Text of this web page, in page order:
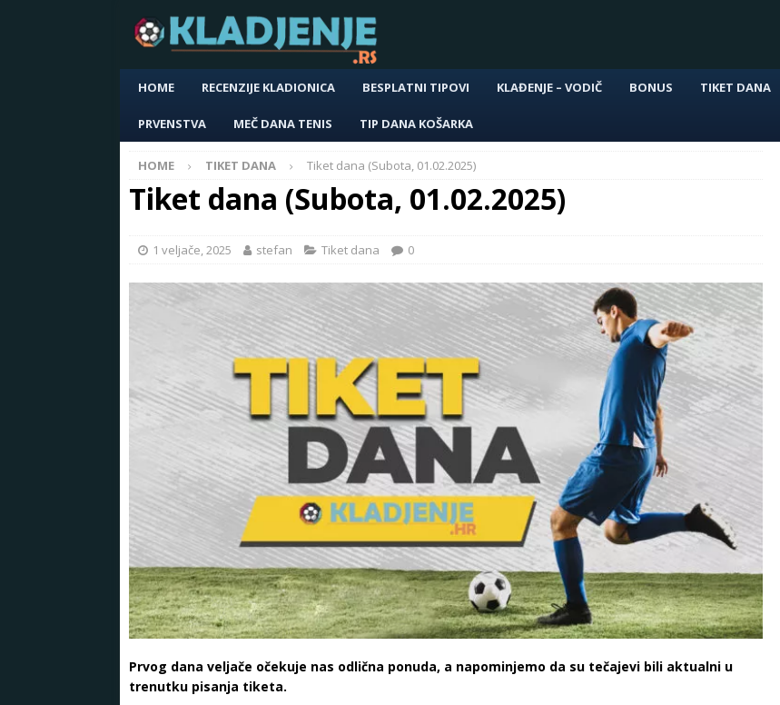
HOME RECENZIJE KLADIONICA BESPLATNI TIPOVI KLAĐENJE – VODIČ BONUS TIKET DANA
PRVENSTVA MEČ DANA TENIS TIP DANA KOŠARKA
HOME TIKET DANA Tiket dana (Subota, 01.02.2025)
Tiket dana (Subota, 01.02.2025)
1 veljače, 2025 stefan Tiket dana 0
Prvog dana veljače očekuje nas odlična ponuda, a napominjemo da su tečajevi bili aktualni u
trenutku pisanja tiketa.